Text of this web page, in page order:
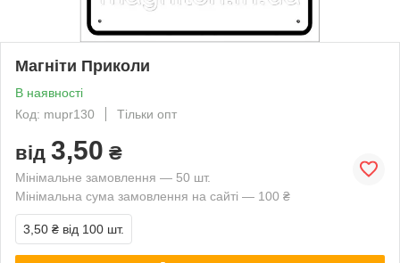
Магніти Приколи
В наявності
Код: mupr130
Тільки опт
від 3,50 ₴
Мінімальне замовлення — 50 шт.
Мінімальна сума замовлення на сайті — 100 ₴
3,50 ₴ від 100 шт.